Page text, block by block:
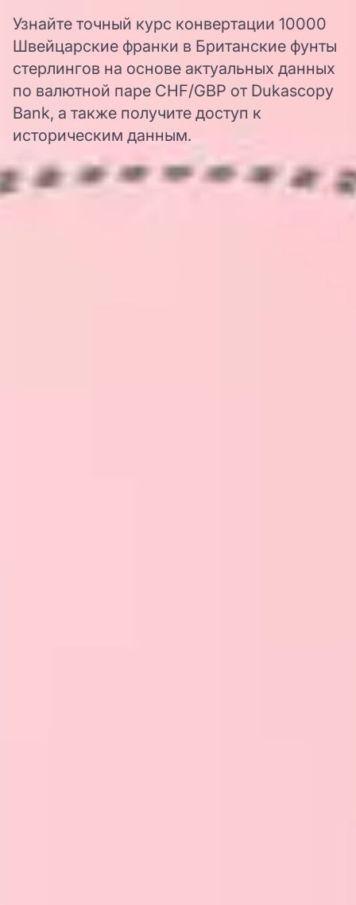
Узнайте точный курс конвертации 10000
Швейцарские франки в Британские фунты
стерлингов на основе актуальных данных
по валютной паре CHF/GBP от Dukascopy
Bank, а также получите доступ к
историческим данным.